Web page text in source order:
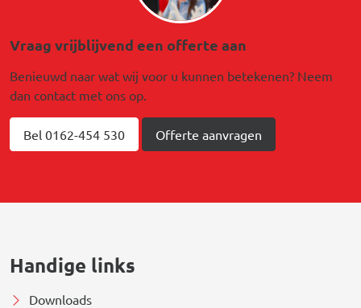
Vraag vrijblijvend een offerte aan
Benieuwd naar wat wij voor u kunnen betekenen? Neem
dan contact met ons op.
Bel 0162-454 530 Offerte aanvragen
Handige links
Downloads